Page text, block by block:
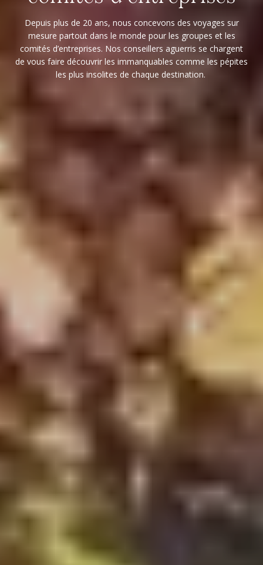
Depuis plus de 20 ans, nous concevons des voyages sur
mesure partout dans le monde pour les groupes et les
comités d’entreprises. Nos conseillers aguerris se chargent
de vous faire découvrir les immanquables comme les pépites
les plus insolites de chaque destination.